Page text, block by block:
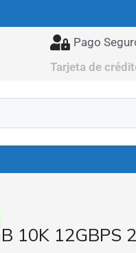
Pago
Tarjeta de
10K 12GBPS